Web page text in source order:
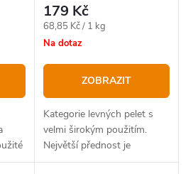
179 Kč
Měrná
cena:
68,85 Kč / 1 kg
Na dotaz
ZOBRAZIT
Kategorie levných pelet s
velmi širokým použitím.
Největší přednost je
schopnost nasáknout do